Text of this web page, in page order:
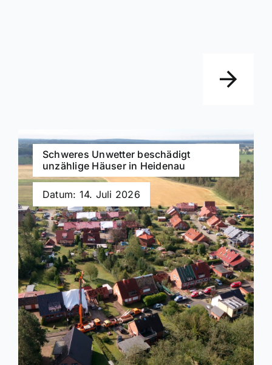
Schweres Unwetter beschädigt
unzählige Häuser in Heidenau
Datum: 14. Juli 2026